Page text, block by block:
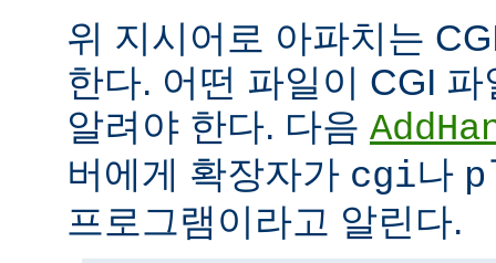
위 지시어로 아파치는
한다. 어떤 파일이 CGI
알려야 한다. 다음
버에게 확장자가 cgi나
프로그램이라고 알린다.